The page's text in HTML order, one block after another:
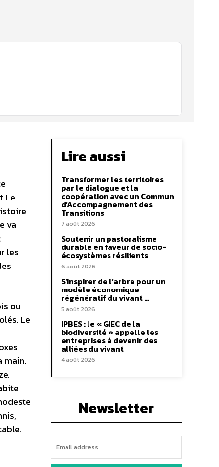
Le
va
les
ou
Le
main.
Lire aussi
Transformer les territoires
par le dialogue et la
coopération avec un Commun
d’Accompagnement des
Transitions
7 août 2026
Soutenir un pastoralisme
durable en faveur de socio-
écosystèmes résilients
6 août 2026
S’inspirer de l’arbre pour un
modèle économique
régénératif du vivant …
5 août 2026
IPBES : le « GIEC de la
biodiversité » appelle les
entreprises à devenir des
alliées du vivant
4 août 2026
Newsletter